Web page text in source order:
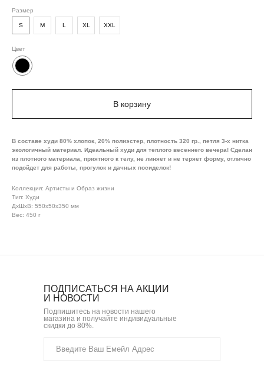
Размер
S M L XL XXL
Цвет
В корзину
В составе худи 80% хлопок, 20% полиэстер, плотность 320 гр., петля 3-х нитка
экологичный материал. Идеальный худи для теплого весеннего вечера! Сделан
из плотного материала, приятного к телу, не линяет и не теряет форму, отлично
подойдет для работы, прогулок и дачных посиделок!
Коллекция: Артисты и Образ жизни
Тип: Худи
ДxШxВ: 550x50x350 мм
Вес: 450 г
ПОДПИСАТЬСЯ НА АКЦИИ
И НОВОСТИ
Подпишитесь на новости нашего
магазина и получайте индивидуальные
скидки до 80%.